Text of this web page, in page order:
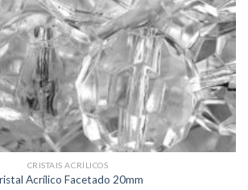
CRISTAIS ACRÍLICOS
Acrílico Facetado 20mm